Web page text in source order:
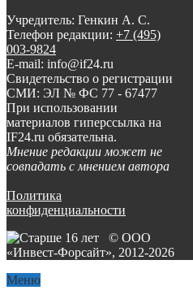
Учредитель: Генкин А. С.
Телефон редакции: +7 (495)
003-9824
E-mail: info@if24.ru
Свидетельство о регистрации
СМИ: ЭЛ № ФС 77 - 67477
При использовании
материалов гиперссылка на
IF24.ru обязательна.
Мнение редакции может не
совпадать с мнением автора
Политика
конфиденциальности
© ООО
«Инвест-Форсайт», 2012-2026
Меню